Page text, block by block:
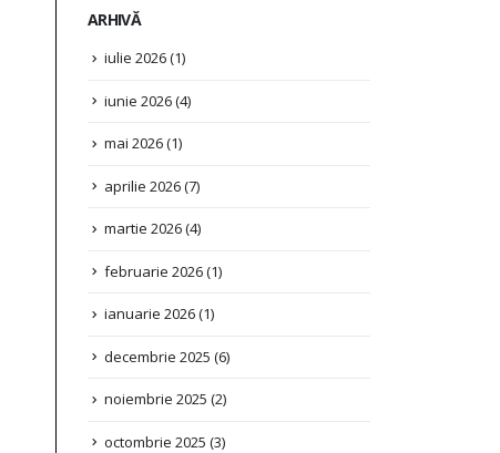
iulie 2026
iunie 2026(4)
mai 2026(1)
aprilie 2026(7)
martie 2026 (4)
februarie 2026
ianuarie 2026(1)
decembrie 2025(6)
noiembrie 2025(2)
octombrie 2025 (3)
septembrie 2025(3)